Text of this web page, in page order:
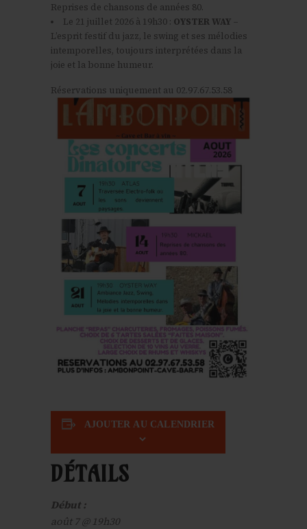
Reprises de chansons de années 80.
Le 21 juillet 2026 à 19h30 : OYSTER WAY
L’esprit festif du jazz, le swing et ses mélodies
intemporelles, toujours interprétées dans la
joie et la bonne humeur.
Réservations uniquement au 02.97.67.53.58
AJOUTER AU CALENDRIER
DÉTAILS
Début :
août 7 @ 19h30